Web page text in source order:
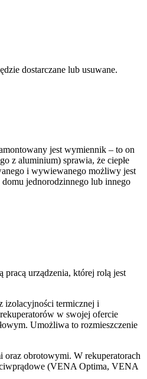
dostarczane lub usuwane.
jest wymiennik – to on
z aluminium) sprawia, że ciepłe
i wywiewanego możliwy jest
jednorodzinnego lub innego
urządzenia, której rolą jest
izolacyjności termicznej i
w swojej ofercie
Umożliwa to rozmieszczenie
oraz obrotowymi. W rekuperatorach
(VENA Optima, VENA